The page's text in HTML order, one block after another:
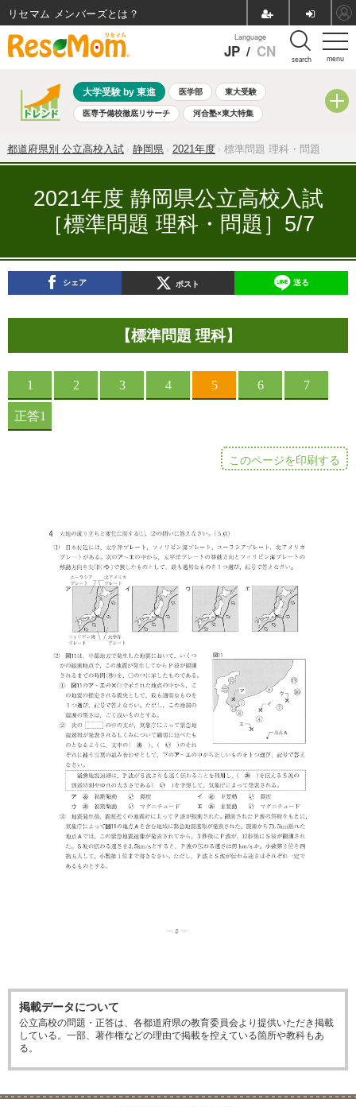
menu
Language
JP / CN search
大学受験 by 東進 医学部 東大受験
医専予備校徹底リサーチ 河合塾×東大特集
共通テスト 夏休み 8月開催学校説明会・相談会
自由研究教材（小学生向け） 自由研究教材（中学生向け）
ランキング
都道府県別 公立高校入試 静岡県 2021年度 標準問題 理科・問題
2021年度 静岡県公立高校入試
［標準問題 理科・問題］5/7
シェア ポスト 送る
【標準問題 理科】
このページを印刷する
掲載データについて
公立高校の問題・正答は、各都道府県の教育委員会より提供いただき掲載
している。一部、著作権などの理由で掲載を控えている箇所や教科もあ
る。
リセマム メンバーズ